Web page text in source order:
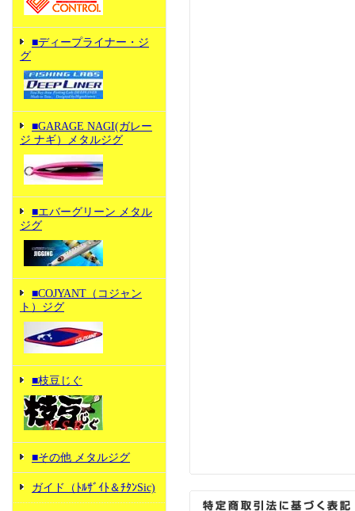
■ディープライナー・ジ
グ
■GARAGE NAGI(ガレー
ジ ナギ）メタルジグ
■エバーグリーン メタル
ジグ
■COJYANT（コジャン
ト）ジグ
■枝豆じぐ
■その他 メタルジグ
ガイド（ﾄﾙｻﾞｲﾄ＆ﾁﾀﾝSic)